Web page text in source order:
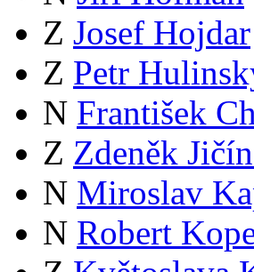
Z Josef Hojdar
Z Petr
N František
Z Zdeněk
N Miroslav
N Robert